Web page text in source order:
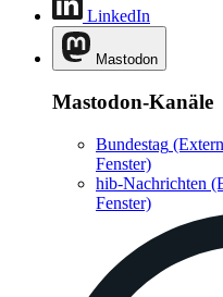
LinkedIn
Mastodon
Mastodon-Kanäle
Bundestag
Fenster)
hib-Nachrichten
Fenster)